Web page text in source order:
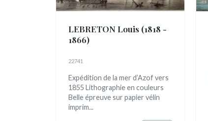
LEBRETON Louis (1818 -
1866)
22741
Expédition de la mer d’Azof vers
1855 Lithographie en couleurs
Belle épreuve sur papier vélin
imprim...